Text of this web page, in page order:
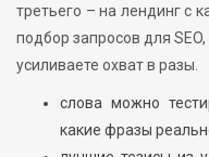
третьего – на лендинг с
подбор запросов для
усиливаете охват в разы.
слова можно
какие фразы